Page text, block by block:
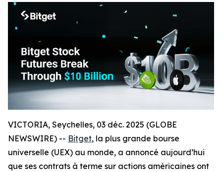
VICTORIA, Seychelles, 03 déc. 2025 (GLOBE
NEWSWIRE) -- Bitget, la plus grande bourse
universelle (UEX) au monde, a annoncé aujourd’hui
que ses contrats à terme sur actions américaines ont